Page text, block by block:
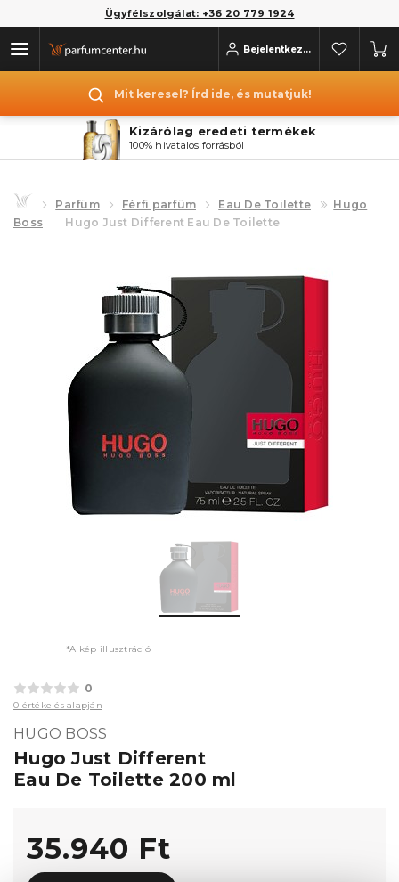
Ügyfélszolgálat: +36 20 779 1924
Bejelentkezés
Mit keresel? Írd ide, és mutatjuk!
Kizárólag eredeti termékek
100% hivatalos forrásból
Parfüm Férfi parfüm Eau De Toilette
Hugo
Boss
Hugo Just Different Eau De Toilette
*A kép illusztráció
0
0 értékelés alapján
HUGO BOSS
Hugo Just Different
Eau De Toilette 200 ml
35.940 Ft